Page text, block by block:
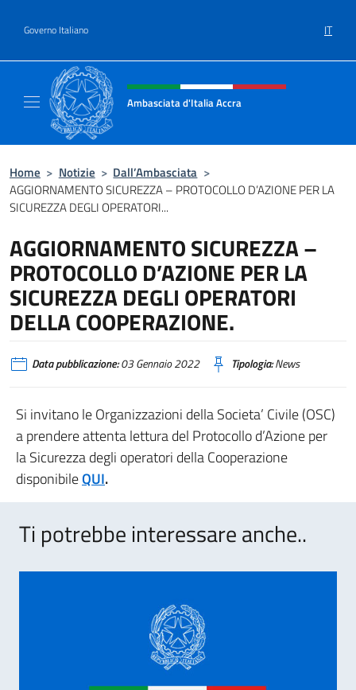
Governo Italiano IT
Intestazione sito, social e menù
Ambasciata d'Italia Accra
Home > Notizie > Dall’Ambasciata >
AGGIORNAMENTO SICUREZZA – PROTOCOLLO D’AZIONE PER LA
SICUREZZA DEGLI OPERATORI...
AGGIORNAMENTO SICUREZZA –
PROTOCOLLO D’AZIONE PER LA
SICUREZZA DEGLI OPERATORI
DELLA COOPERAZIONE.
Data pubblicazione:03 Gennaio 2022 Tipologia:News
Si invitano le Organizzazioni della Societa’ Civile (OSC)
a prendere attenta lettura del Protocollo d’Azione per
la Sicurezza degli operatori della Cooperazione
disponibileQUI.
Ti potrebbe interessare anche..